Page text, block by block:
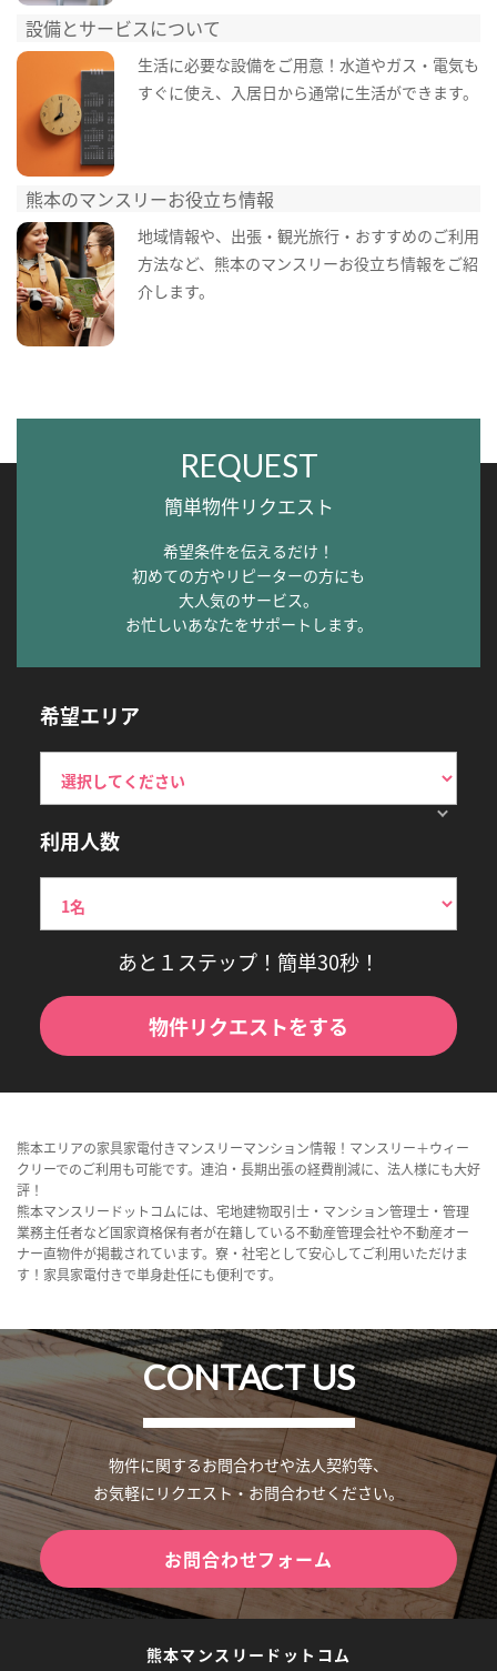
設備とサービスについて
生活に必要な設備をご用意！水道やガス・電気も
すぐに使え、入居日から通常に生活ができます。
熊本のマンスリーお役立ち情報
地域情報や、出張・観光旅行・おすすめのご利用
方法など、熊本のマンスリーお役立ち情報をご紹
介します。
REQUEST
簡単物件リクエスト
希望条件を伝えるだけ！
初めての方やリピーターの方にも
大人気のサービス。
お忙しいあなたをサポートします。
希望エリア
利用人数
あと１ステップ！簡単30秒！
物件リクエストをする
熊本エリアの家具家電付きマンスリーマンション情報！マンスリー＋ウィー
クリーでのご利用も可能です。連泊・長期出張の経費削減に、法人様にも大好
評！
熊本マンスリードットコムには、宅地建物取引士・マンション管理士・管理
業務主任者など国家資格保有者が在籍している不動産管理会社や不動産オー
ナー直物件が掲載されています。寮・社宅として安心してご利用いただけま
す！家具家電付きで単身赴任にも便利です。
CONTACT US
物件に関するお問合わせや法人契約等、
お気軽にリクエスト・お問合わせください。
お問合わせフォーム
熊本マンスリードットコム